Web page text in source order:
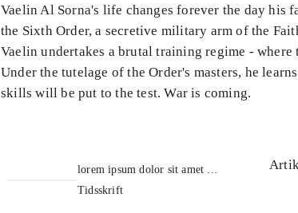
Vaelin Al Sorna's life changes forever the day his
the Sixth Order, a secretive military arm of the
Vaelin undertakes a brutal training regime -
Under the tutelage of the Order's masters, he
skills will be put to the test. War is coming.
lorem ipsum dolor sit amet ...
Tidsskrift